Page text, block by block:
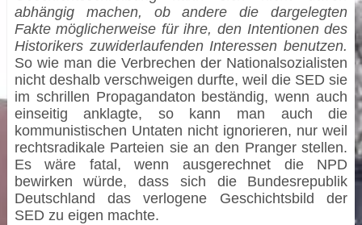
abhängig machen, ob andere die dargelegten
Fakte möglicherweise für ihre, den Intentionen des
Historikers zuwiderlaufenden Interessen benutzen.
So wie man die Verbrechen der Nationalsozialisten
nicht deshalb verschweigen durfte, weil die SED sie
im schrillen Propagandaton beständig, wenn auch
einseitig anklagte, so kann man auch die
kommunistischen Untaten nicht ignorieren, nur weil
rechtsradikale Parteien sie an den Pranger stellen.
Es wäre fatal, wenn ausgerechnet die NPD
bewirken würde, dass sich die Bundesrepublik
Deutschland das verlogene Geschichtsbild der
SED zu eigen machte.